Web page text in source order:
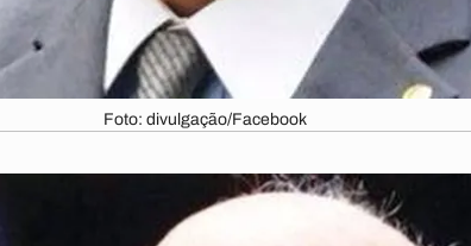
Foto: divulgação/Facebook